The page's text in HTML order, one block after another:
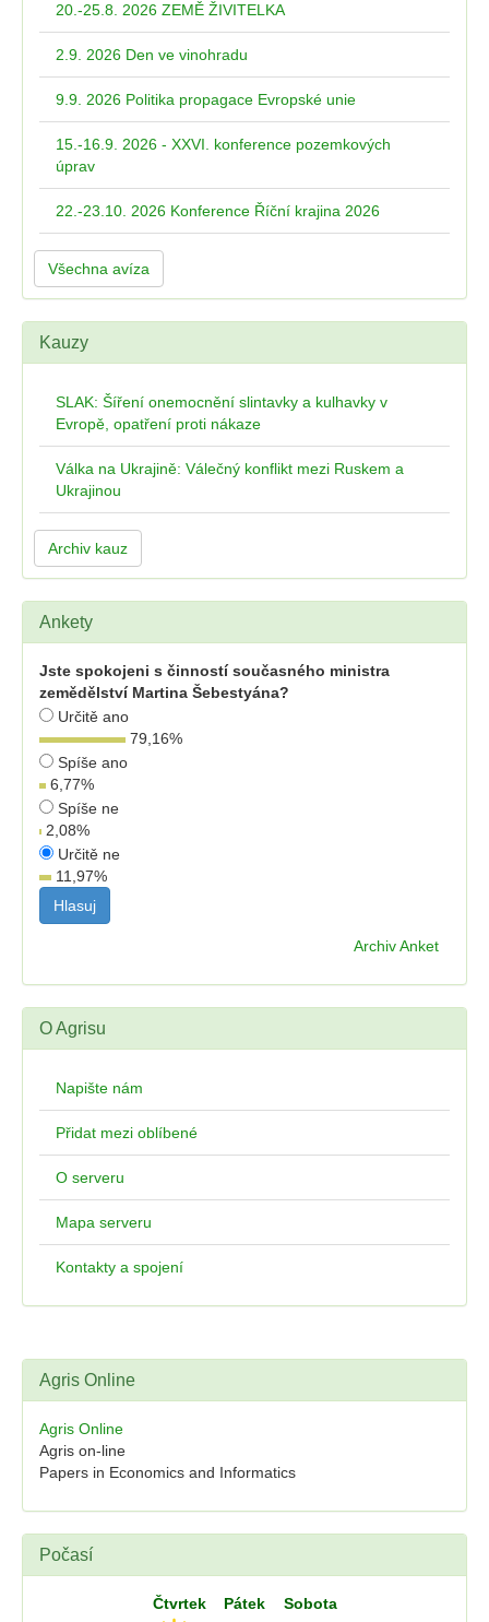
20.-25.8. 2026 ZEMĚ ŽIVITELKA
2.9. 2026 Den ve vinohradu
9.9. 2026 Politika propagace Evropské unie
15.-16.9. 2026 - XXVI. konference pozemkových
úprav
22.-23.10. 2026 Konference Říční krajina 2026
Všechna avíza
Kauzy
SLAK: Šíření onemocnění slintavky a kulhavky v
Evropě, opatření proti nákaze
Válka na Ukrajině: Válečný konflikt mezi Ruskem a
Ukrajinou
Archiv kauz
Ankety
Jste spokojeni s činností současného ministra
zemědělství Martina Šebestyána?
Určitě ano
79,16%
Spíše ano
6,77%
Spíše ne
2,08%
Určitě ne
11,97%
Archiv Anket
O Agrisu
Napište nám
Přidat mezi oblíbené
O serveru
Mapa serveru
Kontakty a spojení
Agris Online
Agris Online
Agris on-line
Papers in Economics and Informatics
Počasí
Čtvrtek Pátek Sobota